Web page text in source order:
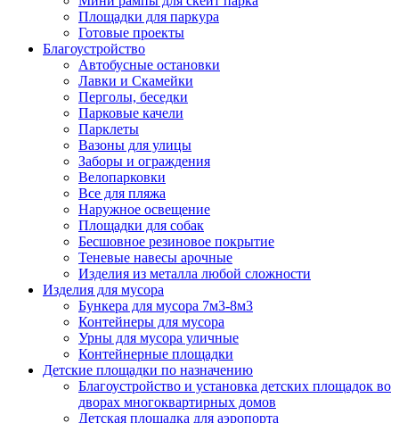
Площадки для паркура
Готовые проекты
Благоустройство
Автобусные остановки
Лавки и Скамейки
Перголы, беседки
Парковые качели
Парклеты
Вазоны для улицы
Заборы и ограждения
Велопарковки
Все для пляжа
Наружное освещение
Площадки для собак
Бесшовное резиновое покрытие
Теневые навесы арочные
Изделия из металла любой сложности
Изделия для мусора
Бункера для мусора 7м3-8м3
Контейнеры для мусора
Урны для мусора уличные
Контейнерные площадки
Детские площадки по назначению
Благоустройство и установка детских площадок во
дворах многоквартирных домов
Детская площадка для аэропорта